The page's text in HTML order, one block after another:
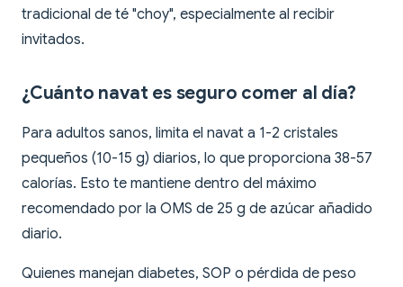
tradicional de té "choy", especialmente al recibir
invitados.
¿Cuánto navat es seguro comer al día?
Para adultos sanos, limita el navat a 1-2 cristales
pequeños (10-15 g) diarios, lo que proporciona 38-57
calorías. Esto te mantiene dentro del máximo
recomendado por la OMS de 25 g de azúcar añadido
diario.
Quienes manejan diabetes, SOP o pérdida de peso